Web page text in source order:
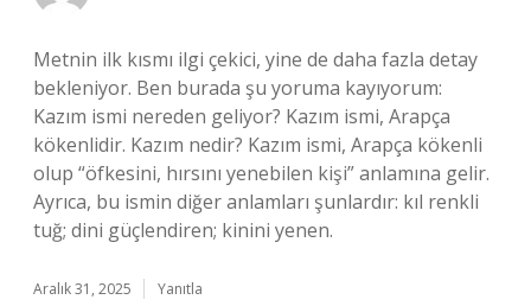
Metnin ilk kısmı ilgi çekici, yine de daha fazla detay
bekleniyor. Ben burada şu yoruma kayıyorum:
Kazım ismi nereden geliyor? Kazım ismi, Arapça
kökenlidir. Kazım nedir? Kazım ismi, Arapça kökenli
olup “öfkesini, hırsını yenebilen kişi” anlamına gelir.
Ayrıca, bu ismin diğer anlamları şunlardır: kıl renkli
tuğ; dini güçlendiren; kinini yenen.
Aralık 31, 2025 Yanıtla